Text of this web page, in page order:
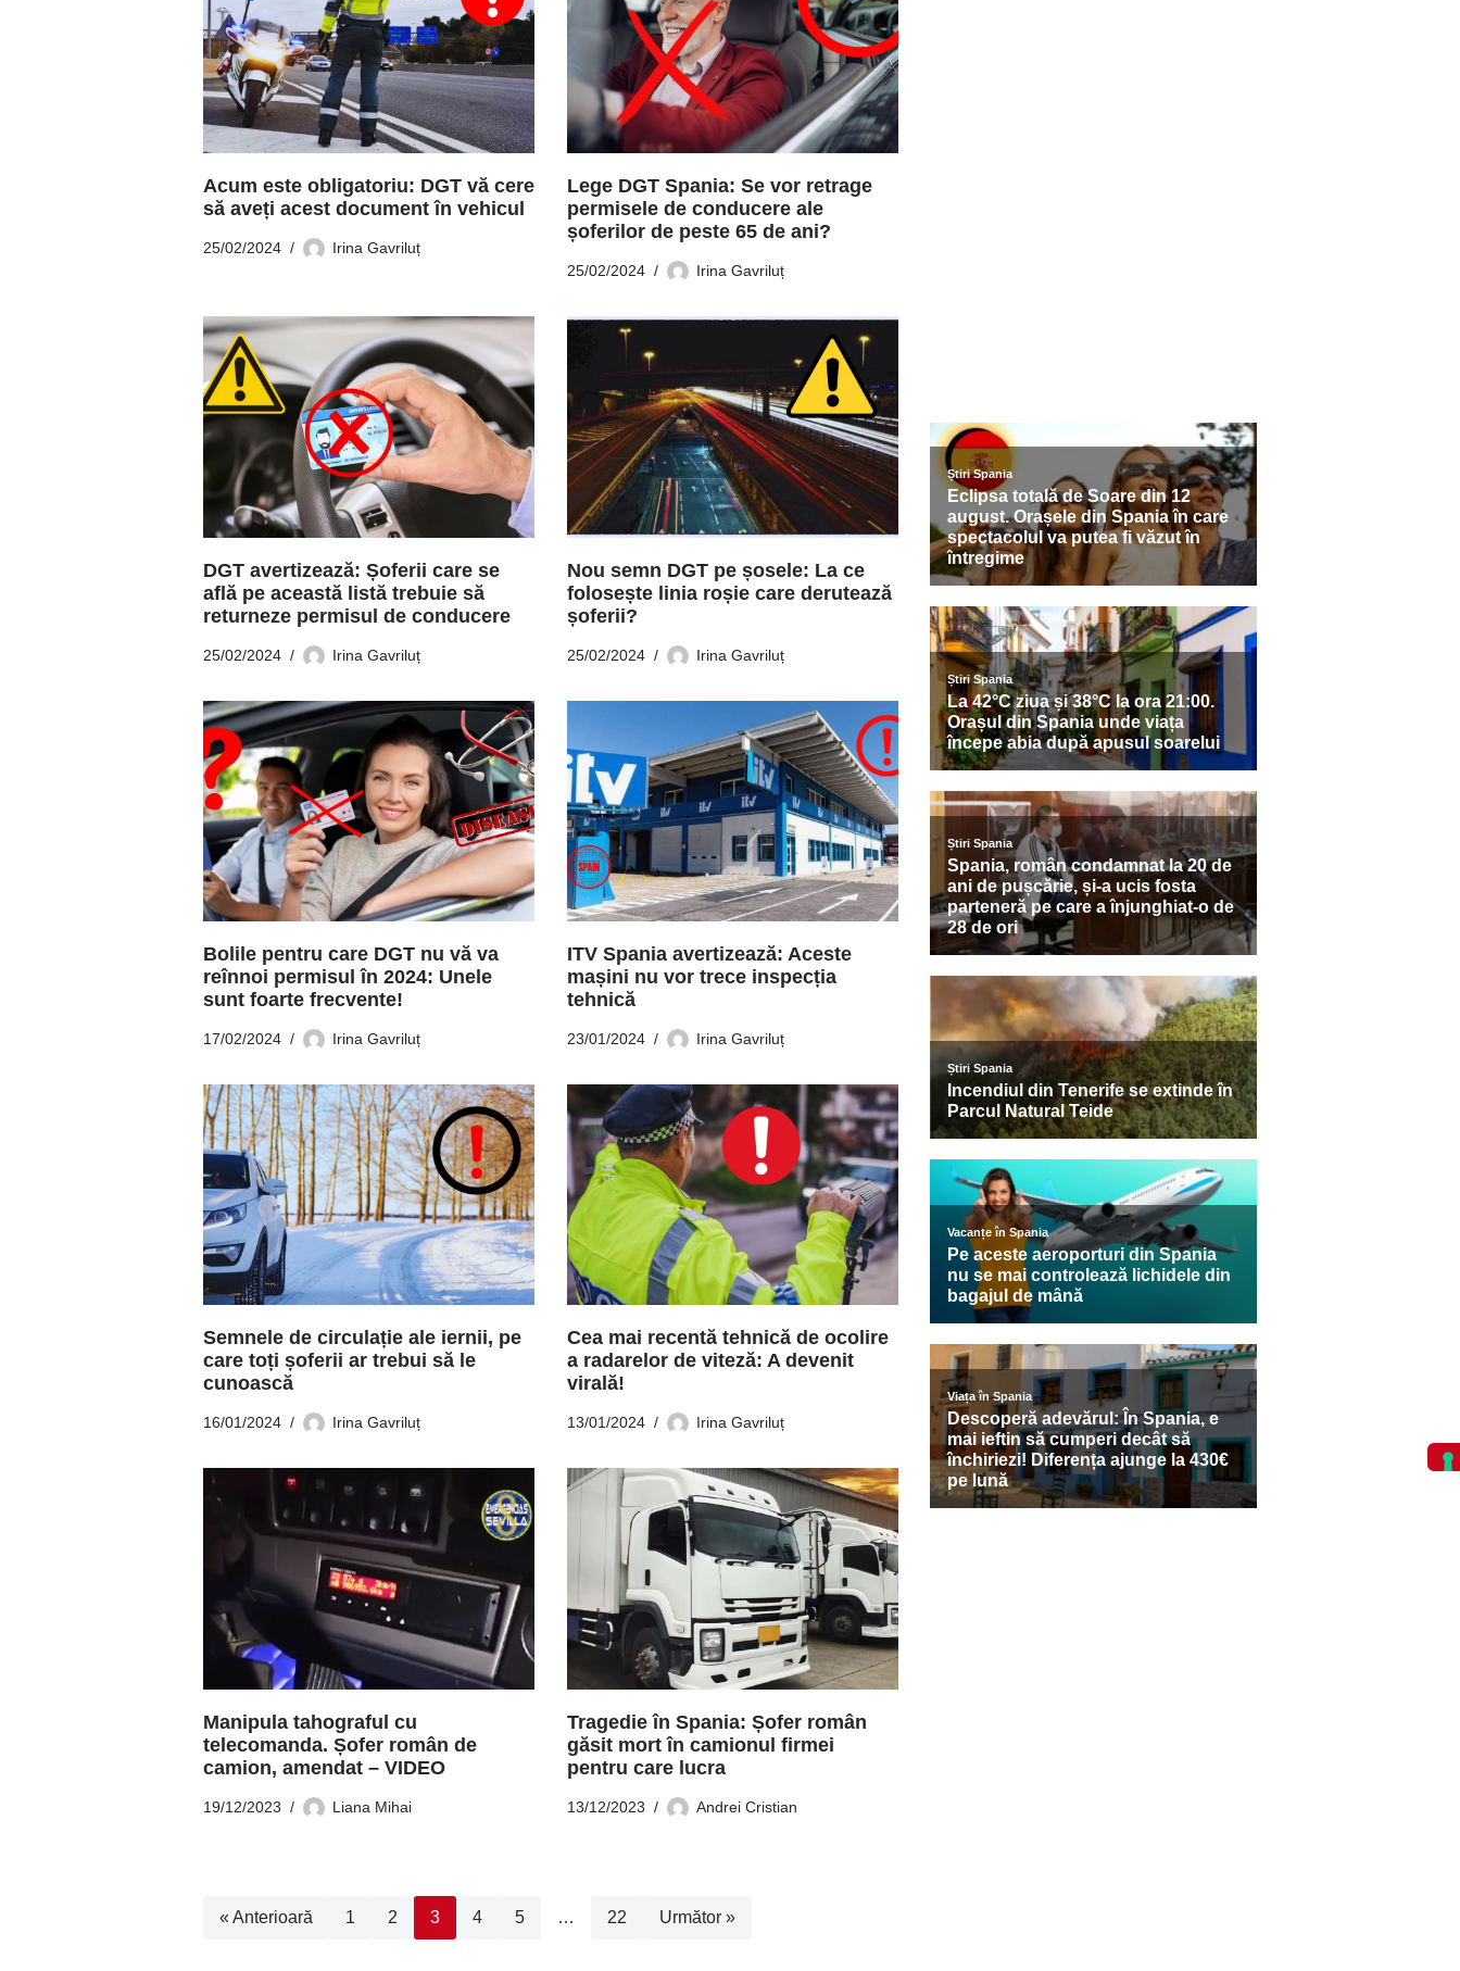
Acum este obligatoriu: DGT vă cere
să aveți acest document în vehicul
25/02/2024 Irina Gavriluț
Lege DGT Spania: Se vor retrage
permisele de conducere ale
șoferilor de peste 65 de ani?
25/02/2024 Irina Gavriluț
DGT avertizează: Șoferii care se
află pe această listă trebuie să
returneze permisul de conducere
25/02/2024 Irina Gavriluț
Nou semn DGT pe șosele: La ce
folosește linia roșie care derutează
șoferii?
25/02/2024 Irina Gavriluț
Bolile pentru care DGT nu vă va
reînnoi permisul în 2024: Unele
sunt foarte frecvente!
17/02/2024 Irina Gavriluț
ITV Spania avertizează: Aceste
mașini nu vor trece inspecția
tehnică
23/01/2024 Irina Gavriluț
Semnele de circulație ale iernii, pe
care toți șoferii ar trebui să le
cunoască
16/01/2024 Irina Gavriluț
Cea mai recentă tehnică de ocolire
a radarelor de viteză: A devenit
virală!
13/01/2024 Irina Gavriluț
Manipula tahograful cu
telecomanda. Șofer român de
camion, amendat – VIDEO
19/12/2023 Liana Mihai
Tragedie în Spania: Șofer român
găsit mort în camionul firmei
pentru care lucra
13/12/2023 Andrei Cristian
« Anterioară 1 2 3 4 5 … 22 Următor »